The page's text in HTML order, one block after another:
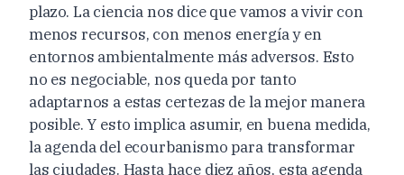
plazo. La ciencia nos dice que vamos a vivir con
menos recursos, con menos energía y en
entornos ambientalmente más adversos. Esto
no es negociable, nos queda por tanto
adaptarnos a estas certezas de la mejor manera
posible. Y esto implica asumir, en buena medida,
la agenda del ecourbanismo para transformar
las ciudades. Hasta hace diez años, esta agenda